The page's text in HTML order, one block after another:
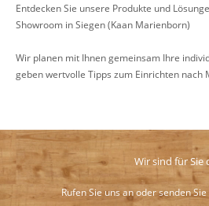
Entdecken Sie unsere Produkte und
Showroom in Siegen (Kaan Marienborn)
Wir planen mit Ihnen gemeinsam Ihre
geben wertvolle Tipps zum Einrichten nach
Wir sind für Sie
Rufen Sie uns an oder senden